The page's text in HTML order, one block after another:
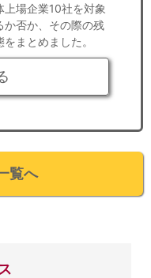
場企業10社を対象
か否か、その際の残
まとめました。
覧へ